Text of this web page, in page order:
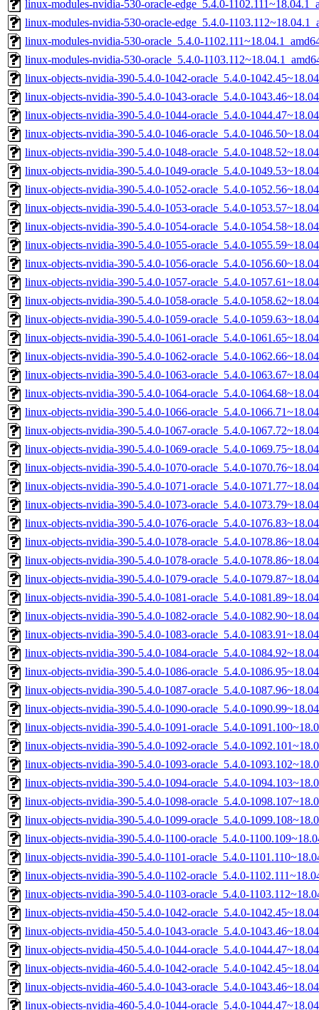
linux-modules-nvidia-530-oracle-edge_5.4.0-
linux-modules-nvidia-530-oracle-edge_5.4.0-
linux-modules-nvidia-530-oracle_5.4.0-
linux-modules-nvidia-530-oracle_5.4.0-
linux-objects-nvidia-390-5.4.0-1042-oracle_5.4.0-
linux-objects-nvidia-390-5.4.0-1043-oracle_5.4.0-
linux-objects-nvidia-390-5.4.0-1044-oracle_5.4.0-
linux-objects-nvidia-390-5.4.0-1046-oracle_5.4.0-
linux-objects-nvidia-390-5.4.0-1048-oracle_5.4.0-
linux-objects-nvidia-390-5.4.0-1049-oracle_5.4.0-
linux-objects-nvidia-390-5.4.0-1052-oracle_5.4.0-
linux-objects-nvidia-390-5.4.0-1053-oracle_5.4.0-
linux-objects-nvidia-390-5.4.0-1054-oracle_5.4.0-
linux-objects-nvidia-390-5.4.0-1055-oracle_5.4.0-
linux-objects-nvidia-390-5.4.0-1056-oracle_5.4.0-
linux-objects-nvidia-390-5.4.0-1057-oracle_5.4.0-
linux-objects-nvidia-390-5.4.0-1058-oracle_5.4.0-
linux-objects-nvidia-390-5.4.0-1059-oracle_5.4.0-
linux-objects-nvidia-390-5.4.0-1061-oracle_5.4.0-
linux-objects-nvidia-390-5.4.0-1062-oracle_5.4.0-
linux-objects-nvidia-390-5.4.0-1063-oracle_5.4.0-
linux-objects-nvidia-390-5.4.0-1064-oracle_5.4.0-
linux-objects-nvidia-390-5.4.0-1066-oracle_5.4.0-
linux-objects-nvidia-390-5.4.0-1067-oracle_5.4.0-
linux-objects-nvidia-390-5.4.0-1069-oracle_5.4.0-
linux-objects-nvidia-390-5.4.0-1070-oracle_5.4.0-
linux-objects-nvidia-390-5.4.0-1071-oracle_5.4.0-
linux-objects-nvidia-390-5.4.0-1073-oracle_5.4.0-
linux-objects-nvidia-390-5.4.0-1076-oracle_5.4.0-
linux-objects-nvidia-390-5.4.0-1078-oracle_5.4.0-
linux-objects-nvidia-390-5.4.0-1078-oracle_5.4.0-
linux-objects-nvidia-390-5.4.0-1079-oracle_5.4.0-
linux-objects-nvidia-390-5.4.0-1081-oracle_5.4.0-
linux-objects-nvidia-390-5.4.0-1082-oracle_5.4.0-
linux-objects-nvidia-390-5.4.0-1083-oracle_5.4.0-
linux-objects-nvidia-390-5.4.0-1084-oracle_5.4.0-
linux-objects-nvidia-390-5.4.0-1086-oracle_5.4.0-
linux-objects-nvidia-390-5.4.0-1087-oracle_5.4.0-
linux-objects-nvidia-390-5.4.0-1090-oracle_5.4.0-
linux-objects-nvidia-390-5.4.0-1091-oracle_5.4.0-
linux-objects-nvidia-390-5.4.0-1092-oracle_5.4.0-
linux-objects-nvidia-390-5.4.0-1093-oracle_5.4.0-
linux-objects-nvidia-390-5.4.0-1094-oracle_5.4.0-
linux-objects-nvidia-390-5.4.0-1098-oracle_5.4.0-
linux-objects-nvidia-390-5.4.0-1099-oracle_5.4.0-
linux-objects-nvidia-390-5.4.0-1100-oracle_5.4.0-
linux-objects-nvidia-390-5.4.0-1101-oracle_5.4.0-
linux-objects-nvidia-390-5.4.0-1102-oracle_5.4.0-
linux-objects-nvidia-390-5.4.0-1103-oracle_5.4.0-
linux-objects-nvidia-450-5.4.0-1042-oracle_5.4.0-
linux-objects-nvidia-450-5.4.0-1043-oracle_5.4.0-
linux-objects-nvidia-450-5.4.0-1044-oracle_5.4.0-
linux-objects-nvidia-460-5.4.0-1042-oracle_5.4.0-
linux-objects-nvidia-460-5.4.0-1043-oracle_5.4.0-
linux-objects-nvidia-460-5.4.0-1044-oracle_5.4.0-